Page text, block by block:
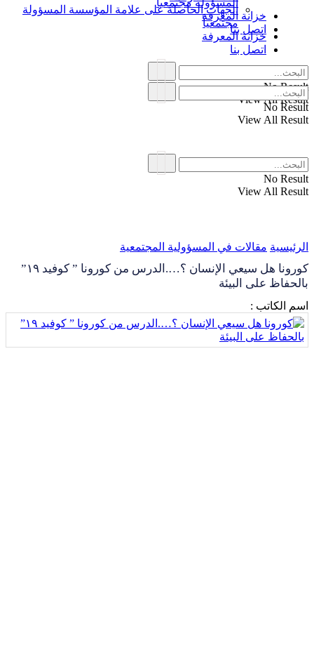
المسؤولة مجتمعياً
خزانة المعرفة
اتصل بنا
No Result
View All Result
الجهات الحاصلة على علامة المؤسسة المسؤولة
مجتمعياً
خزانة المعرفة
اتصل بنا
No Result
View All Result
No Result
View All Result
الرئيسية مقالات في المسؤولية المجتمعية
كورونا هل سيعي الإنسان ؟….الدرس من كورونا ” كوفيد ١٩”
بالحفاظ على البيئة
اسم الكاتب :